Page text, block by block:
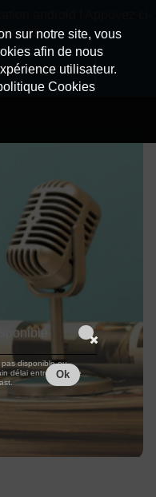
sur notre site, vous
afin de nous
utilisateur.
Cookies
l'application
disponible ou
délai entre la fin de
Ok